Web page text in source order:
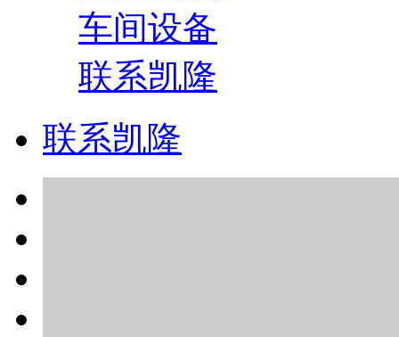
车间设备
联系凯隆
联系凯隆